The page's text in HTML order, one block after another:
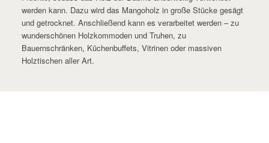
werden kann. Dazu wird das Mangoholz in große Stücke gesägt
und getrocknet. Anschließend kann es verarbeitet werden – zu
wunderschönen Holzkommoden und Truhen, zu
Bauernschränken, Küchenbuffets, Vitrinen oder massiven
Holztischen aller Art.